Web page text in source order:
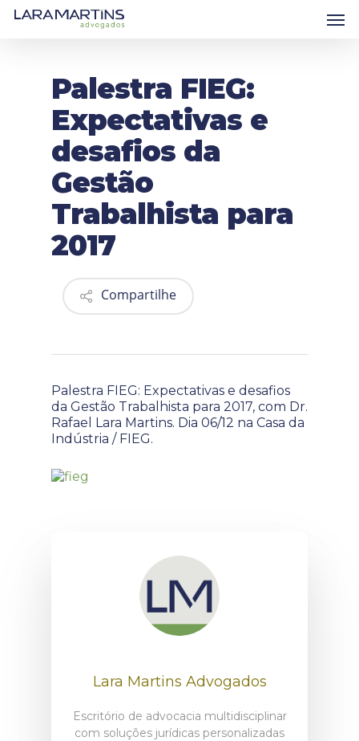
Skip
Palestra FIEG:
Expectativas e
desafios da
Gestão
Trabalhista para
2017
Compartilhe
Palestra FIEG: Expectativas e desafios
da Gestão Trabalhista para 2017, com Dr.
Rafael Lara Martins. Dia 06/12 na Casa da
Indústria / FIEG.
Lara Martins Advogados
Escritório de advocacia multidisciplinar
com soluções jurídicas personalizadas